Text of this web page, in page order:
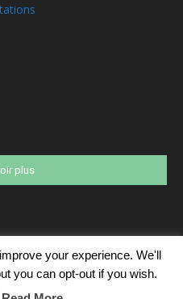
plus
your experience. We'll
you can opt-out if you wish.